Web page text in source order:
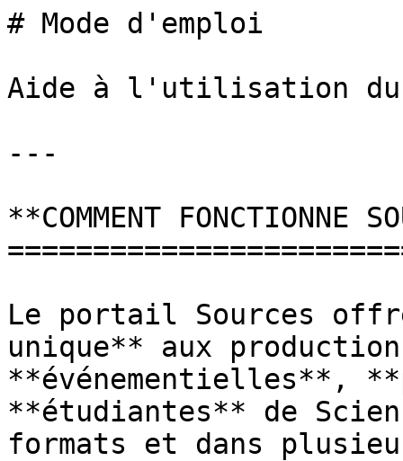
# Mode d'emploi
Aide à l'utilisation du
---
**COMMENT FONCTIONNE
Le portail Sources
unique** aux
**événementielles**,
**étudiantes** de
formats et dans